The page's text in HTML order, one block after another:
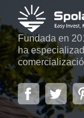
Fundada en
ha
y sistemas de
la capital de la
superficie de
automáticos